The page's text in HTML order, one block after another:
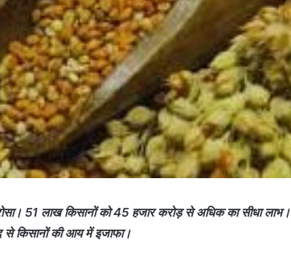
51 लाख किसानों को 45 हजार करोड़ से अधिक का सीधा लाभ।
से किसानों की आय में इजाफा।